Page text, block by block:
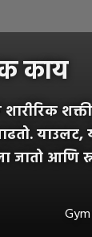
काय
याउलट,
जातो आणि